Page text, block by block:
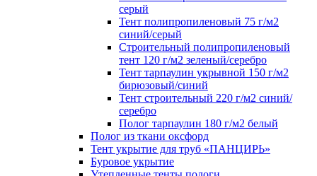
серый
Тент полипропиленовый 75 г/м2
синий/серый
Строительный полипропиленовый
тент 120 г/м2 зеленый/серебро
Тент тарпаулин укрывной 150 г/м2
бирюзовый/синий
Тент строительный 220 г/м2 синий/
серебро
Полог тарпаулин 180 г/м2 белый
Полог из ткани оксфорд
Тент укрытие для труб «ПАНЦИРЬ»
Буровое укрытие